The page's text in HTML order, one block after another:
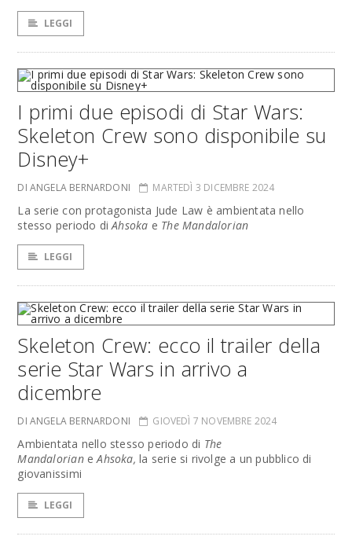
LEGGI
I primi due episodi di Star Wars:
Skeleton Crew sono disponibile su
Disney+
DI ANGELA BERNARDONI MARTEDÌ 3 DICEMBRE 2024
La serie con protagonista Jude Law è ambientata nello
stesso periodo diAhsoka e The Mandalorian
LEGGI
Skeleton Crew: ecco il trailer della
serie Star Wars in arrivo a
dicembre
DI ANGELA BERNARDONI GIOVEDÌ 7 NOVEMBRE 2024
Ambientata nello stesso periodo di The
Mandalorian eAhsoka,la serie si rivolge a un pubblico di
giovanissimi
LEGGI